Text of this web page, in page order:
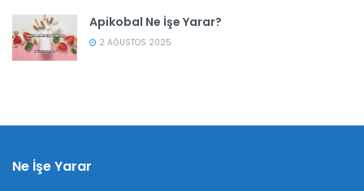
Apikobal Ne İşe Yarar?
2 AĞUSTOS 2025
Ne İşe Yarar